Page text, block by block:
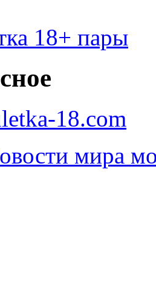
18+ пары
18.com
мира